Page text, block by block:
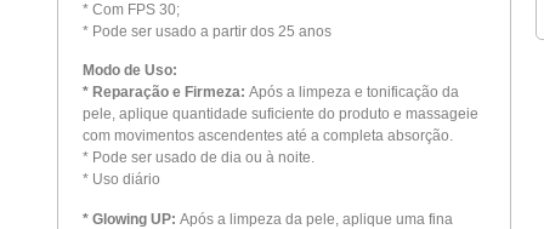
* Com FPS 30;
* Pode ser usado a partir dos 25 anos
Modo de Uso:
* Reparação e Firmeza: Após a limpeza e tonificação da
pele, aplique quantidade suficiente do produto e massageie
com movimentos ascendentes até a completa absorção.
* Pode ser usado de dia ou à noite.
* Uso diário
* Glowing UP: Após a limpeza da pele, aplique uma fina